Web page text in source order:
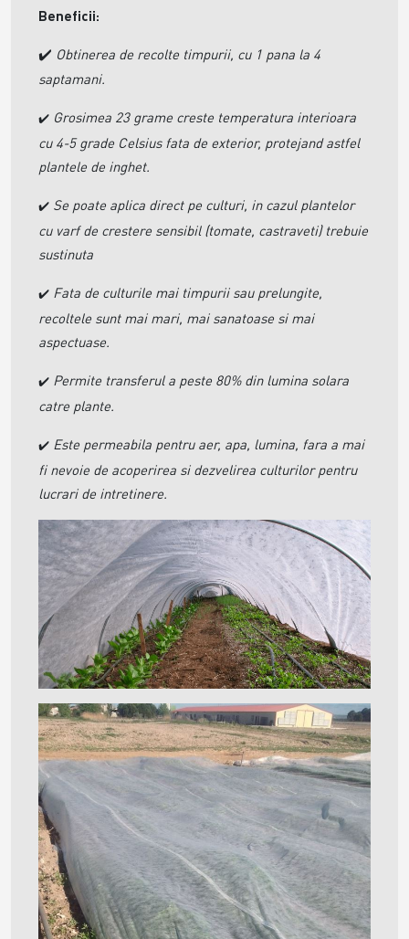
Beneficii:
✔️ Obtinerea de recolte timpurii, cu 1 pana la 4
saptamani.
✔️ Grosimea 23 grame creste temperatura interioara
cu 4-5 grade Celsius fata de exterior, protejand astfel
plantele de inghet.
✔️ Se poate aplica direct pe culturi, in cazul plantelor
cu varf de crestere sensibil (tomate, castraveti) trebuie
sustinuta
✔️ Fata de culturile mai timpurii sau prelungite,
recoltele sunt mai mari, mai sanatoase si mai
aspectuase.
✔️ Permite transferul a peste 80% din lumina solara
catre plante.
✔️ Este permeabila pentru aer, apa, lumina, fara a mai
fi nevoie de acoperirea si dezvelirea culturilor pentru
lucrari de intretinere.